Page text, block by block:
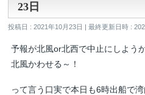
23日
投稿日 : 2021年10月23日 最終更新日時 :
予報が北風or北西で中止にしよう
北風かわせる～！
って言う口実で本日も6時出船で